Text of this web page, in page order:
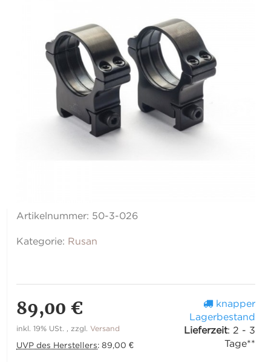
Artikelnummer: 50-3-026
Kategorie: Rusan
89,00 €
inkl. 19% USt. , zzgl.Versand
UVP des Herstellers:89,00 €
knapper
Lagerbestand
Lieferzeit: 2 - 3
Tage**